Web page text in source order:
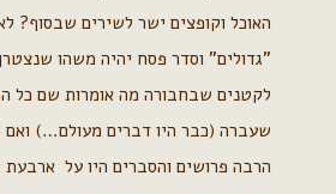
האוכל וקופצים ישר לשירים שבסוף?
"גדולים" וסדר פסח יהיה משהו
לקטנים שבחבורה מה אומרות שם כל
שעברה (כבר היו דברים מעולם…)
הרבה פרושים והסברים היו על ארבעת